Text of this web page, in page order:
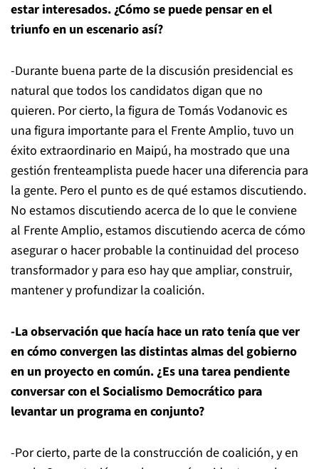
estar interesados. ¿Cómo se puede pensar en el
triunfo en un escenario así?
-Durante buena parte de la discusión presidencial es
natural que todos los candidatos digan que no
quieren. Por cierto, la figura de Tomás Vodanovic es
una figura importante para el Frente Amplio, tuvo un
éxito extraordinario en Maipú, ha mostrado que una
gestión frenteamplista puede hacer una diferencia para
la gente. Pero el punto es de qué estamos discutiendo.
No estamos discutiendo acerca de lo que le conviene
al Frente Amplio, estamos discutiendo acerca de cómo
asegurar o hacer probable la continuidad del proceso
transformador y para eso hay que ampliar, construir,
mantener y profundizar la coalición.
-La observación que hacía hace un rato tenía que ver
en cómo convergen las distintas almas del gobierno
en un proyecto en común. ¿Es una tarea pendiente
conversar con el Socialismo Democrático para
levantar un programa en conjunto?
-Por cierto, parte de la construcción de coalición, y en